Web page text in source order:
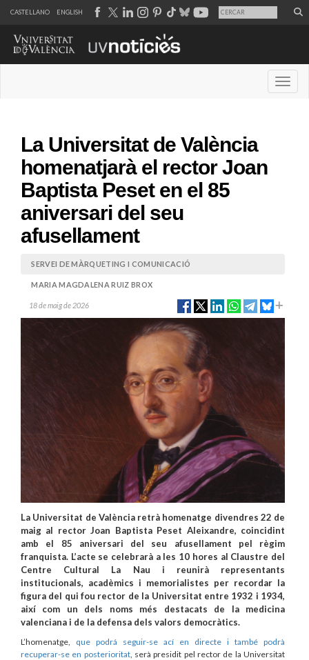
CASTELLANO ENGLISH
La Universitat de València
homenatjarà el rector Joan
Baptista Peset en el 85
aniversari del seu
afusellament
SERVEI DE MÀRQUETING I COMUNICACIÓ
MARIA MAGDALENA RUIZ BROX
18 de maig de 2026
La Universitat de València retrà homenatge divendres 22 de
maig al rector Joan Baptista Peset Aleixandre, coincidint
amb el 85 aniversari del seu afusellament pel règim
franquista. L’acte se celebrarà a les 10 hores al Claustre del
Centre Cultural La Nau i reunirà representants
institucionals, acadèmics i memorialistes per recordar la
figura del qui fou rector de la Universitat entre 1932 i 1934,
així com un dels noms més destacats de la medicina
valenciana i de la defensa dels valors democràtics.
L’homenatge, que podrá seguir-se ací en directe i també podrà
recuperar-se en posterioritat, serà presidit pel rector de la Universitat